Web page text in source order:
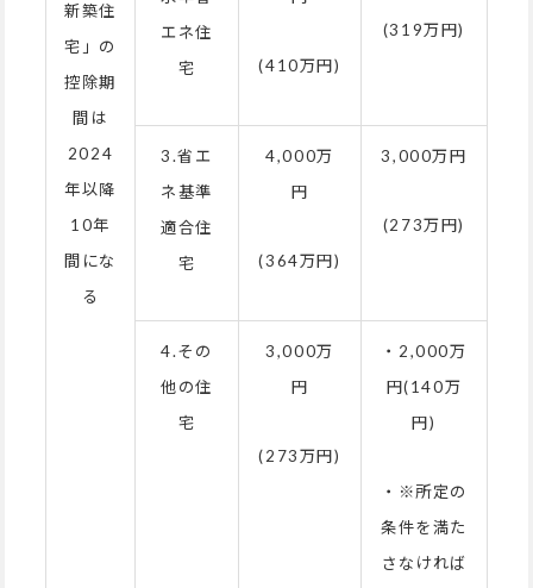
新築住
宅」の
控除期
間は
2024
年以降
10年
間にな
る
エネ住
宅
(410万円)
(319万円)
3.省エ
ネ基準
適合住
宅
4,000万
円
(364万円)
3,000万円
(273万円)
4.その
他の住
宅
3,000万
円
(273万円)
・2,000万
円(140万
円)
・※所定の
条件を満た
さなければ